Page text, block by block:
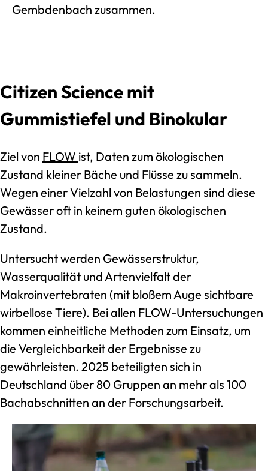
Gembdenbach zusammen.
Citizen Science mit
Gummistiefel und Binokular
Ziel von FLOW ist, Daten zum ökologischen
Zustand kleiner Bäche und Flüsse zu sammeln.
Wegen einer Vielzahl von Belastungen sind diese
Gewässer oft in keinem guten ökologischen
Zustand.
Untersucht werden Gewässerstruktur,
Wasserqualität und Artenvielfalt der
Makroinvertebraten (mit bloßem Auge sichtbare
wirbellose Tiere). Bei allen FLOW-Untersuchungen
kommen einheitliche Methoden zum Einsatz, um
die Vergleichbarkeit der Ergebnisse zu
gewährleisten. 2025 beteiligten sich in
Deutschland über 80 Gruppen an mehr als 100
Bachabschnitten an der Forschungsarbeit.